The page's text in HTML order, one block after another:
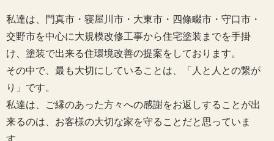
私達は、門真市・寝屋川市・大東市・四條畷市・守口市・
交野市を中心に大規模改修工事から住宅塗装までを手掛
け、塗装で出来る住環境改善の提案をしております。
その中で、最も大切にしていることは、「人と人との繋が
り」です。
私達は、ご縁のあった方々への感謝をお返しすることが出
来るのは、お客様の大切な家を守ることだと思っていま
す。